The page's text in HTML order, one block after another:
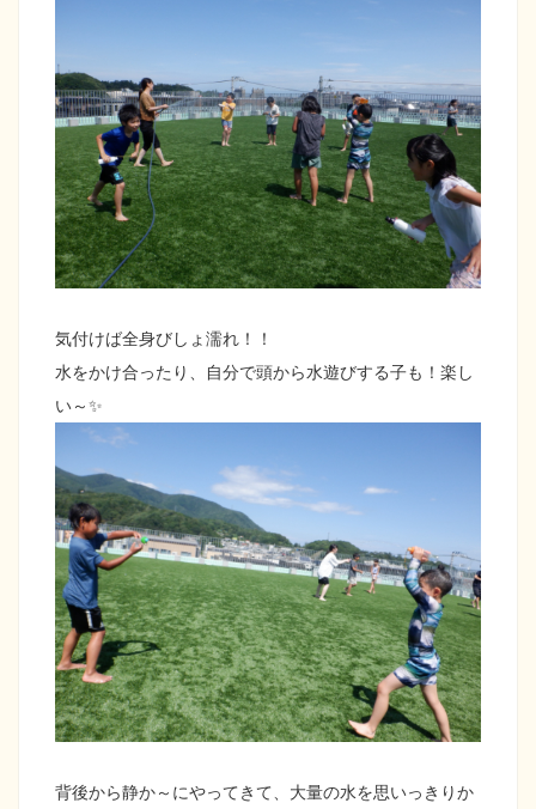
気付けば全身びしょ濡れ！！
水をかけ合ったり、自分で頭から水遊びする子も！楽し
い～✨
背後から静か～にやってきて、大量の水を思いっきりか